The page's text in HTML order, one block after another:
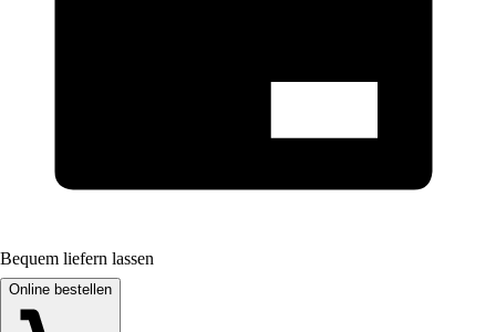
Bequem liefern lassen
Online bestellen